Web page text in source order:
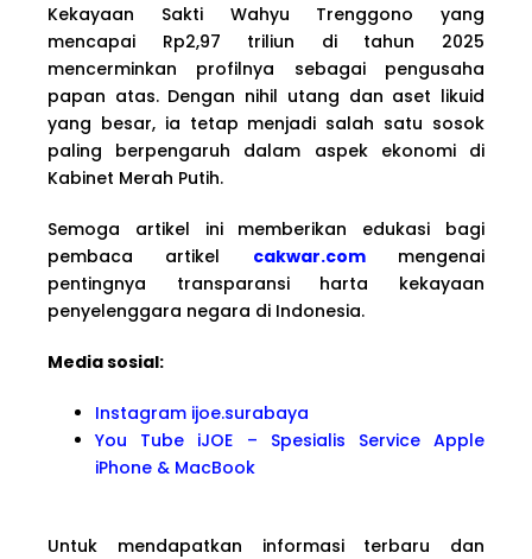
Kekayaan Sakti Wahyu Trenggono yang
mencapai Rp2,97 triliun di tahun 2025
mencerminkan profilnya sebagai pengusaha
papan atas. Dengan nihil utang dan aset likuid
yang besar, ia tetap menjadi salah satu sosok
paling berpengaruh dalam aspek ekonomi di
Kabinet Merah Putih.
Semoga artikel ini memberikan edukasi bagi
pembaca artikel cakwar.commengenai
pentingnya transparansi harta kekayaan
penyelenggara negara di Indonesia.
Media sosial:
Instagram ijoe.surabaya
You Tube iJOE – Spesialis Service Apple
iPhone & MacBook
Untuk mendapatkan informasi terbaru dan